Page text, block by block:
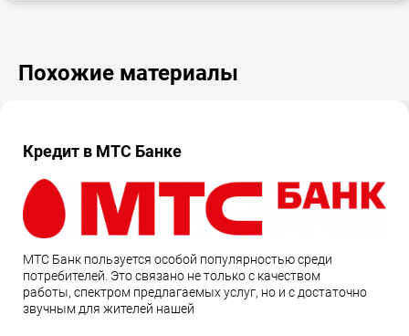
Похожие материалы
Кредит в МТС Банке
МТС Банк пользуется особой популярностью среди
потребителей. Это связано не только с качеством
работы, спектром предлагаемых услуг, но и с достаточно
звучным для жителей нашей